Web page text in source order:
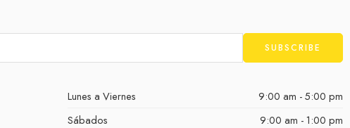
Lunes a Viernes
9:00 am - 5:00 pm
Sábados
9:00 am - 1:00 pm